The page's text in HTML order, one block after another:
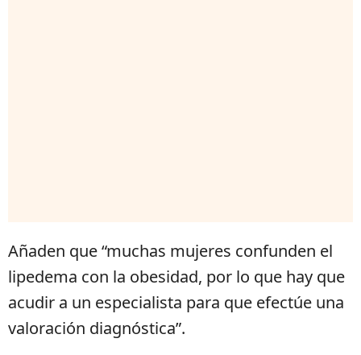
Añaden que “muchas mujeres confunden el
lipedema con la obesidad, por lo que hay que
acudir a un especialista para que efectúe una
valoración diagnóstica”.